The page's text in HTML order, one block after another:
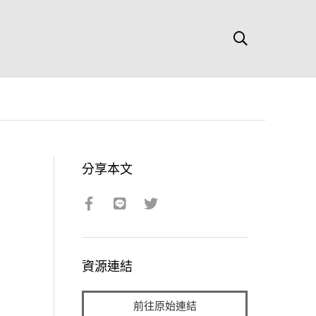
分享本文
資源連結
前往原始連結